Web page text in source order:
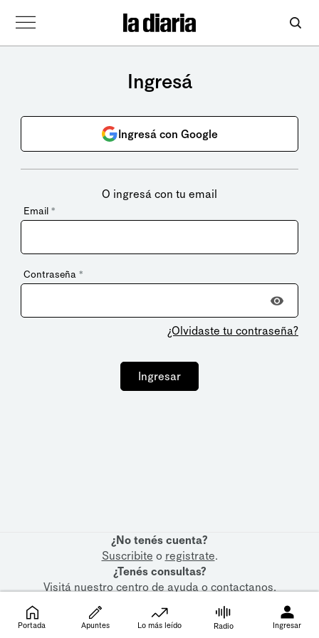
Ingresá
Ingresá con Google
O ingresá con tu email
Email *
Contraseña *
¿Olvidaste tu contraseña?
Ingresar
¿No tenés cuenta?
Suscribite o registrate.
¿Tenés consultas?
Visitá nuestrocentro de ayudaocontactanos.
Portada Apuntes Lo más leído Radio Ingresar